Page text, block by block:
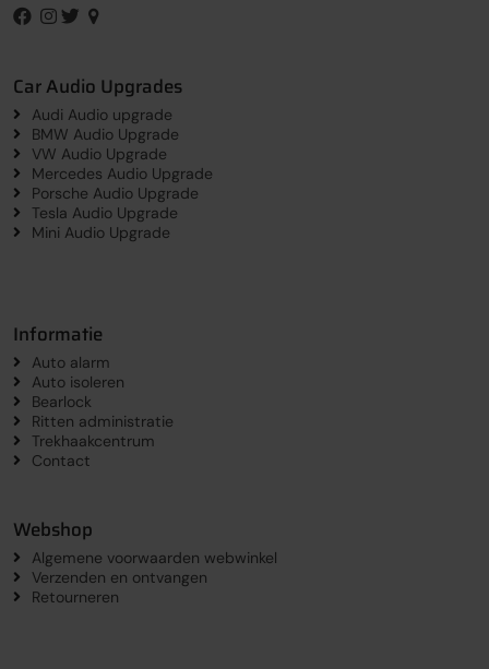
Car Audio Upgrades
Audi Audio upgrade
BMW Audio Upgrade
VW Audio Upgrade
Mercedes Audio Upgrade
Porsche Audio Upgrade
Tesla Audio Upgrade
Mini Audio Upgrade
Informatie
Auto alarm
Auto isoleren
Bearlock
Ritten administratie
Trekhaakcentrum
Contact
Webshop
Algemene voorwaarden webwinkel
Verzenden en ontvangen
Retourneren